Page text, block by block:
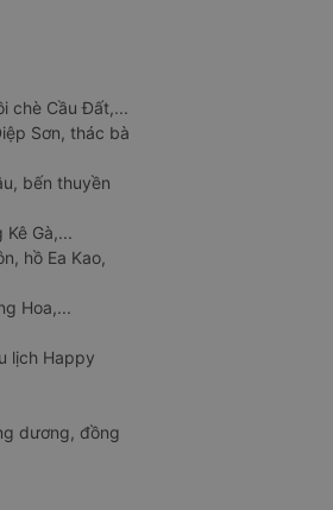
chè Cầu Đất,...
Sơn, thác bà
bến thuyền
Gà,...
hồ Ea Kao,
Hoa,...
lịch Happy
dương, đồng